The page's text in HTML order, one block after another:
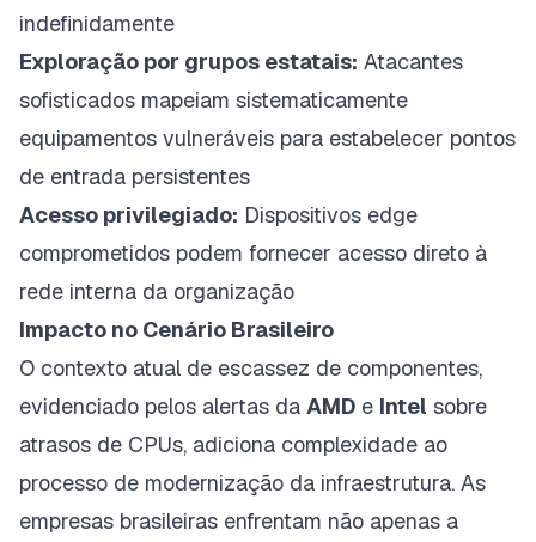
indefinidamente
Exploração por grupos estatais: Atacantes
sofisticados mapeiam sistematicamente
equipamentos vulneráveis para estabelecer pontos
de entrada persistentes
Acesso privilegiado: Dispositivos edge
comprometidos podem fornecer acesso direto à
rede interna da organização
Impacto no Cenário Brasileiro
O contexto atual de escassez de componentes,
evidenciado pelos alertas da AMD e Intel sobre
atrasos de CPUs, adiciona complexidade ao
processo de modernização da infraestrutura. As
empresas brasileiras enfrentam não apenas a